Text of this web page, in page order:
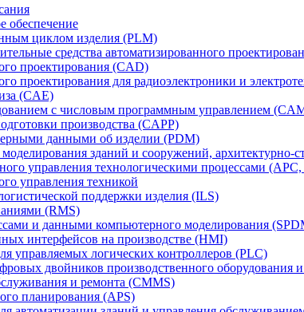
обеспечение
циклом изделия (PLM)
средства автоматизированного
проектирования (CAD)
проектирования для радиоэлектроники и
(CAE)
с числовым программным управлением
производства (CAPP)
данными об изделии (PDM)
зданий и сооружений, архитектурно-
управления технологическими процессами
управления техникой
поддержки изделия (ILS)
(RMS)
и данными компьютерного моделирования
интерфейсов на производстве (HMI)
управляемых логических контроллеров (PLC)
двойников производственного оборудования
и ремонта (CMMS)
планирования (APS)